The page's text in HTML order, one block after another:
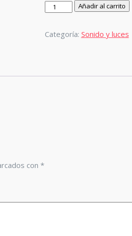
Pista
baile
Añadir al carrito
Categoría: Sonido y luces
con *